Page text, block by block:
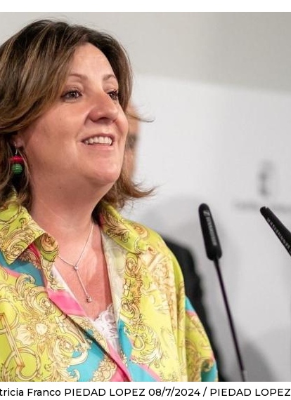
Franco PIEDAD LOPEZ 08/7/2024 PIEDAD LOPEZ